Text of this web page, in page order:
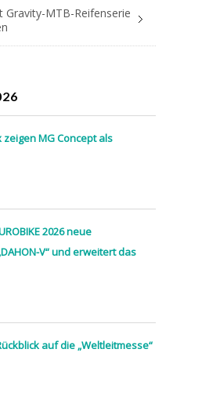
MTB-Reifenserie
MG Concept als
2026 neue
V“ und erweitert das
auf die „Weltleitmesse“